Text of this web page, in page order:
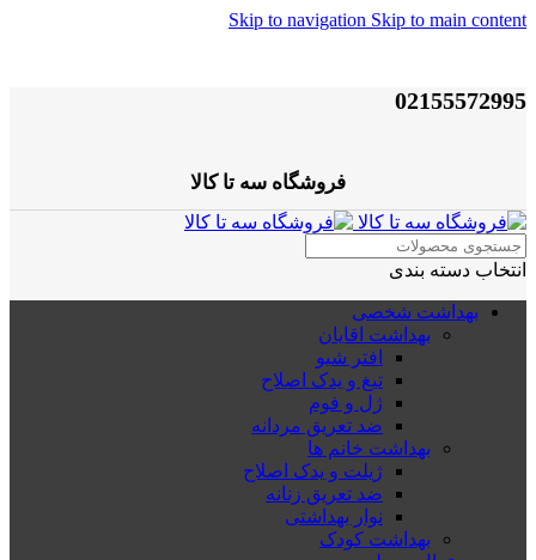
Skip to navigation Skip to main content
02155572995
فروشگاه سه تا کالا
انتخاب دسته بندی
بهداشت شخصی
بهداشت اقایان
افتر شیو
تیغ و یدک اصلاح
ژل و فوم
ضد تعریق مردانه
بهداشت خانم ها
ژیلت و یدک اصلاح
ضد تعریق زنانه
نوار بهداشتی
بهداشت کودک